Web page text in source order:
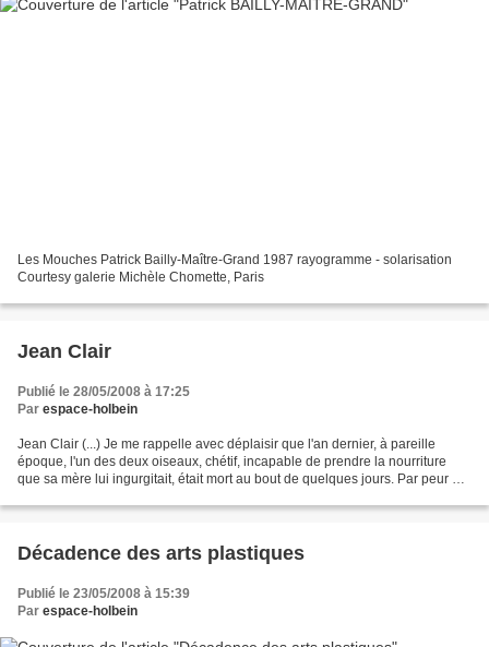
Les Mouches Patrick Bailly-Maître-Grand 1987 rayogramme - solarisation
Courtesy galerie Michèle Chomette, Paris
Jean Clair
Publié le 28/05/2008 à 17:25
Par espace-holbein
Jean Clair (...) Je me rappelle avec déplaisir que l'an dernier, à pareille
époque, l'un des deux oiseaux, chétif, incapable de prendre la nourriture
que sa mère lui ingurgitait, était mort au bout de quelques jours. Par peur de
Décadence des arts plastiques
Publié le 23/05/2008 à 15:39
Par espace-holbein